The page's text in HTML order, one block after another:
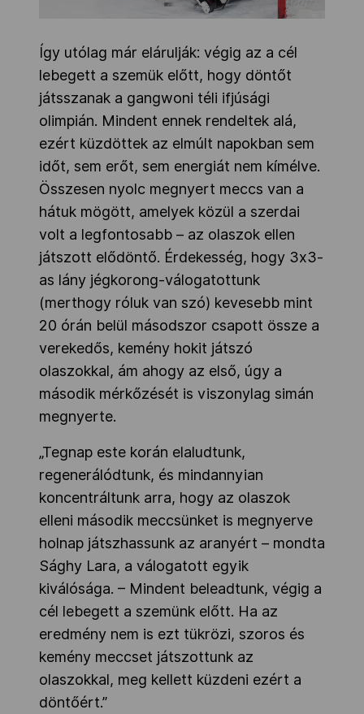
Így utólag már elárulják: végig az a cél
lebegett a szemük előtt, hogy döntőt
játsszanak a gangwoni téli ifjúsági
olimpián. Mindent ennek rendeltek alá,
ezért küzdöttek az elmúlt napokban sem
időt, sem erőt, sem energiát nem kímélve.
Összesen nyolc megnyert meccs van a
hátuk mögött, amelyek közül a szerdai
volt a legfontosabb – az olaszok ellen
játszott elődöntő. Érdekesség, hogy 3x3-
as lány jégkorong-válogatottunk
(merthogy róluk van szó) kevesebb mint
20 órán belül másodszor csapott össze a
verekedős, kemény hokit játszó
olaszokkal, ám ahogy az első, úgy a
második mérkőzését is viszonylag simán
megnyerte.
„Tegnap este korán elaludtunk,
regenerálódtunk, és mindannyian
koncentráltunk arra, hogy az olaszok
elleni második meccsünket is megnyerve
holnap játszhassunk az aranyért – mondta
Sághy Lara, a válogatott egyik
kiválósága. – Mindent beleadtunk, végig a
cél lebegett a szemünk előtt. Ha az
eredmény nem is ezt tükrözi, szoros és
kemény meccset játszottunk az
olaszokkal, meg kellett küzdeni ezért a
döntőért.”